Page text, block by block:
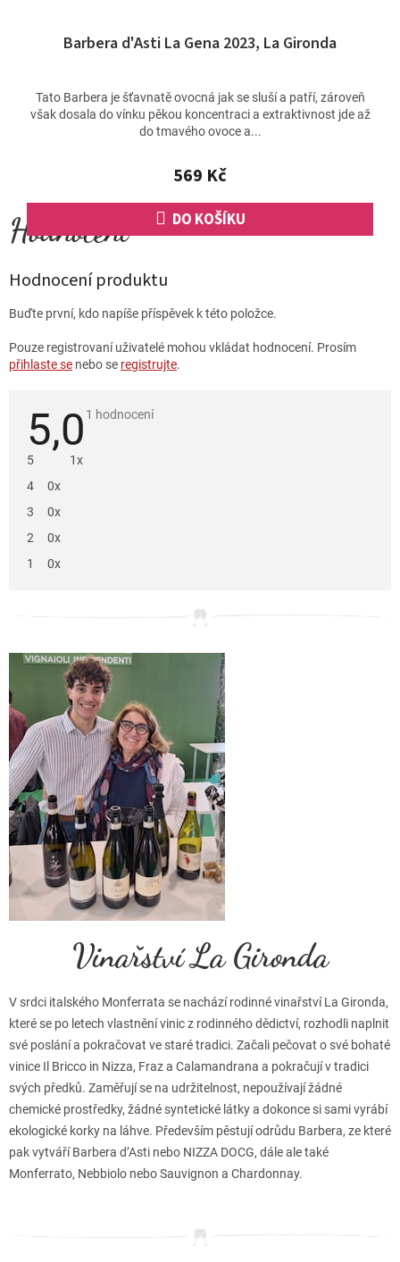
Barbera d'Asti La Gena 2023, La Gironda
569 Kč
DO KOŠÍKU
Tato Barbera je šťavnatě ovocná jak se sluší a patří, zároveň
však dosala do vínku pěkou koncentraci a extraktivnost jde až
do tmavého ovoce a...
Hodnocení produktu
Buďte první, kdo napíše příspěvek k této položce.
Pouze registrovaní uživatelé mohou vkládat hodnocení. Prosím
přihlaste se nebo se registrujte.
5,0 Průměrné
1 hodnocení
5
1x
4
0x
3
0x
2
0x
1
0x
i
h
o
d
n
o
c
e
n
í
Vinařství La Gironda
V srdci italského Monferrata se nachází rodinné vinařství La Gironda,
které se po letech vlastnění vinic z rodinného dědictví, rozhodli naplnit
své poslání a pokračovat ve staré tradici. Začali pečovat o své bohaté
vinice Il Bricco in Nizza, Fraz a Calamandrana a pokračují v tradici
svých předků. Zaměřují se na udržitelnost, nepoužívají žádné
chemické prostředky, žádné syntetické látky a dokonce si sami vyrábí
ekologické korky na láhve. Především pěstují odrůdu Barbera, ze které
pak vytváří Barbera d’Asti nebo NIZZA DOCG, dále ale také
Monferrato, Nebbiolo nebo Sauvignon a Chardonnay.